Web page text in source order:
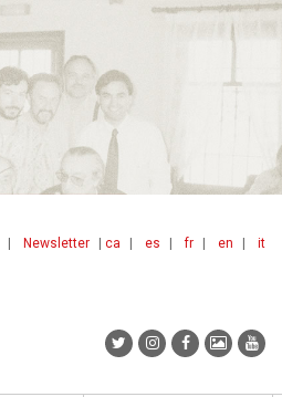
ca es fr en it
Newsletter